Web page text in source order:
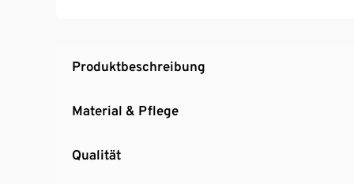
Alle Materialien sind schadstoffgeprüft und
Produktbeschreibung
Material & Pflege
Qualität